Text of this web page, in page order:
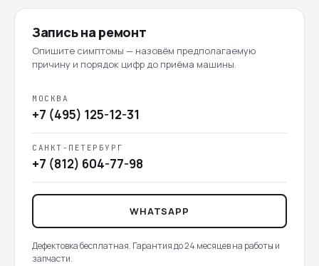
Запись на ремонт
Опишите симптомы — назовём предполагаемую
причину и порядок цифр до приёма машины.
МОСКВА
+7 (495) 125-12-31
САНКТ-ПЕТЕРБУРГ
+7 (812) 604-77-98
WHATSAPP
Дефектовка бесплатная. Гарантия до 24 месяцев на работы и
запчасти.